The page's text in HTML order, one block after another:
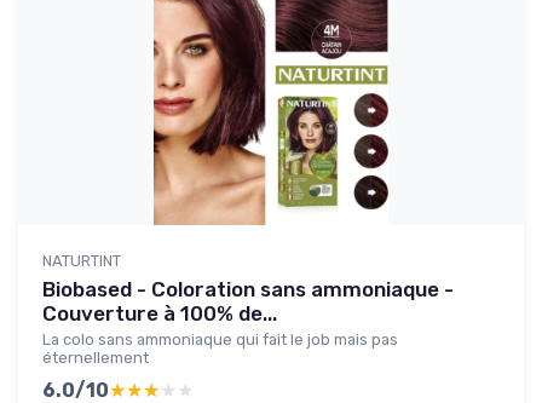
NATURTINT
Biobased - Coloration sans ammoniaque -
Couverture à 100% de...
La colo sans ammoniaque qui fait le job mais pas
éternellement
6.0/10★★★★★
★★★★★